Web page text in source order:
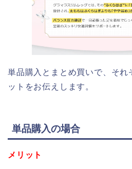
単品購入とまとめ買いで、それ
ットをお伝えします。
単品購入の場合
メリット